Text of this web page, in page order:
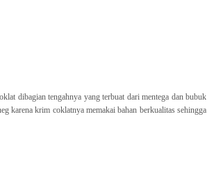
dibagian tengahnya yang terbuat dari mentega dan bubuk
karena krim coklatnya memakai bahan berkualitas sehingga